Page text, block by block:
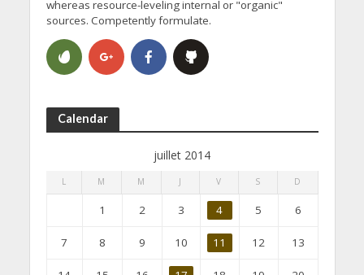
whereas resource-leveling internal or "organic"
sources. Competently formulate.
Calendar
juillet 2014
L M M J V S D
1 2 3 4 5 6
7 8 9 10 11 12 13